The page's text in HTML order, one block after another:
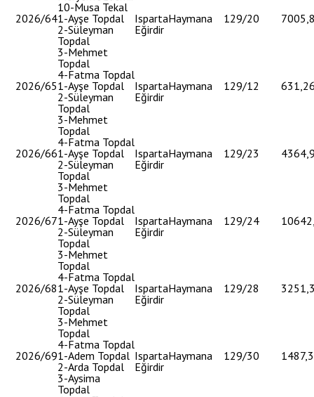
10-Musa Tekal
2026/641-Ayşe Topdal
2-Süleyman
Topdal
3-Mehmet
Topdal
4-Fatma Topdal
Isparta
Eğirdir
Haymana 129/20
2026/651-Ayşe Topdal
2-Süleyman
Topdal
3-Mehmet
Topdal
4-Fatma Topdal
Isparta
Eğirdir
Haymana 129/12
2026/661-Ayşe Topdal
2-Süleyman
Topdal
3-Mehmet
Topdal
4-Fatma Topdal
Isparta
Eğirdir
Haymana 129/23
2026/671-Ayşe Topdal
2-Süleyman
Topdal
3-Mehmet
Topdal
4-Fatma Topdal
Isparta
Eğirdir
Haymana 129/24
2026/681-Ayşe Topdal
2-Süleyman
Topdal
3-Mehmet
Topdal
4-Fatma Topdal
Isparta
Eğirdir
Haymana 129/28
2026/691-Adem Topdal
2-Arda Topdal
3-Aysima
Topdal
Isparta
Eğirdir
Haymana 129/30